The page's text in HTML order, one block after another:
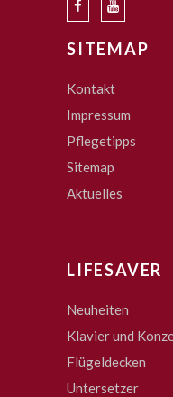
SITEMAP
Kontakt
Impressum
Pflegetipps
Sitemap
Aktuelles
LIFESAVER
Neuheiten
Klavier und
Flügeldecken
Untersetzer